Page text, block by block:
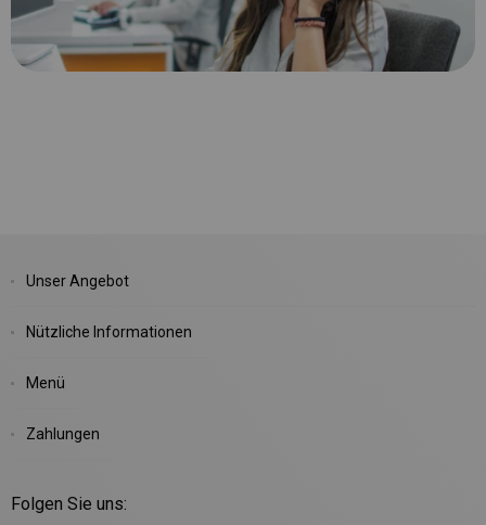
Unser Angebot
Nützliche Informationen
Menü
Zahlungen
Folgen Sie uns: